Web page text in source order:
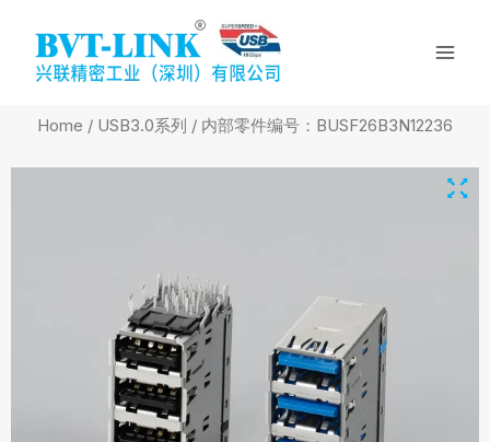
content
Home / USB3.0系列 / 内部零件编号：BUSF26B3N12236